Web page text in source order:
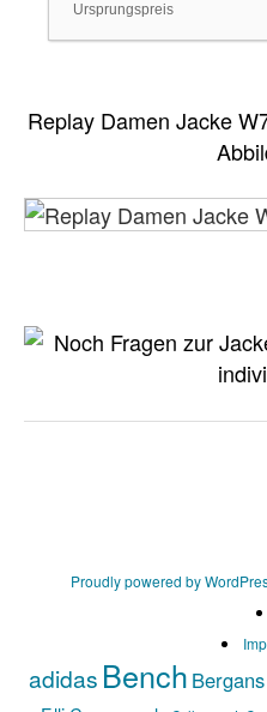
Ursprungspreis
Replay Damen Jacke
Proudly powered by
adidas Bench Bergans